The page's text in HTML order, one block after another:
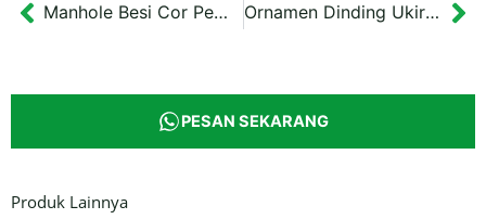
Prev Manhole Besi Cor Pemecutan Kaja Bali Diameter 62.5 cm Ornamen Dinding Ukiran Kayu Mahoni Jakarta 90x120x3 cm
PESAN SEKARANG
Produk Lainnya